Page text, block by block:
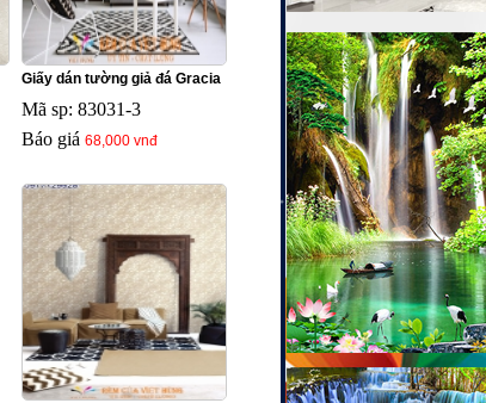
Giấy dán tường giả đá Gracia
Mã sp: 83031-3
Báo giá 68,000 vnđ